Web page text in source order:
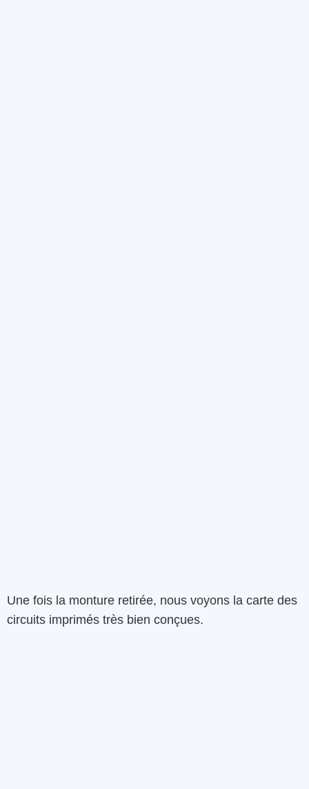
Une fois la monture retirée, nous voyons la carte des
circuits imprimés très bien conçues.